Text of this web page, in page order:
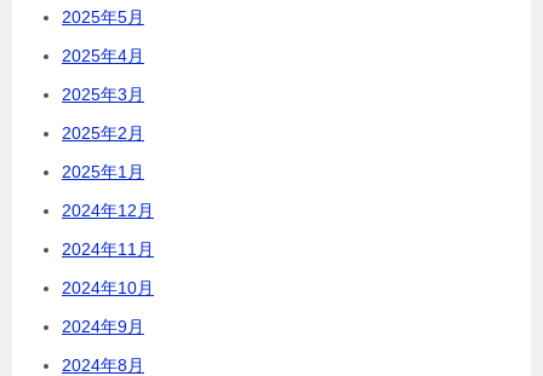
2025年5月
2025年4月
2025年3月
2025年2月
2025年1月
2024年12月
2024年11月
2024年10月
2024年9月
2024年8月